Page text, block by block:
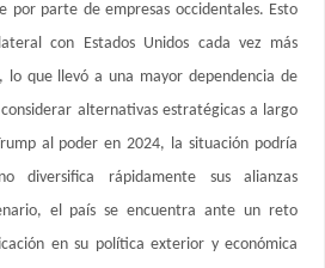
por parte de empresas occidentales. Esto
con Estados Unidos cada vez más
lo que llevó a una mayor dependencia de
alternativas estratégicas a largo
al poder en 2024, la situación podría
diversifica rápidamente sus alianzas
el país se encuentra ante un reto
en su política exterior y económica